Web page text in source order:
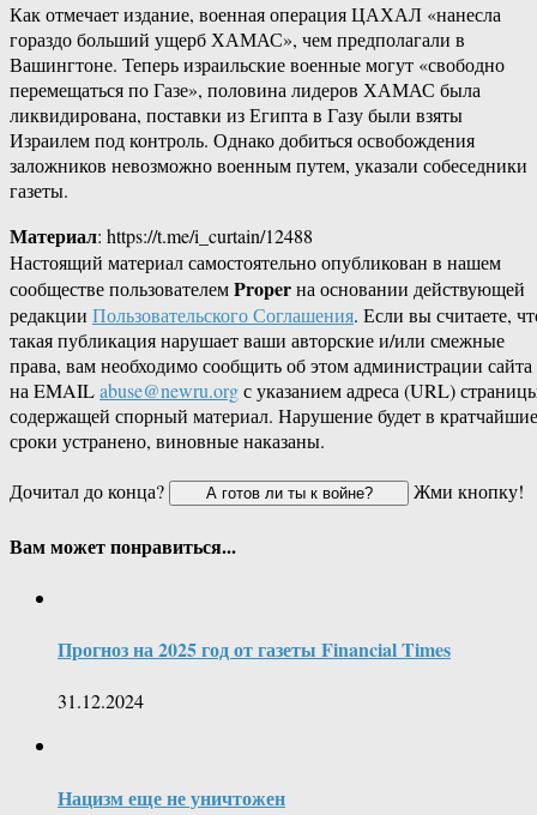
Как отмечает издание, военная операция ЦАХАЛ «нанесла
гораздо больший ущерб ХАМАС», чем предполагали в
Вашингтоне. Теперь израильские военные могут «свободно
перемещаться по Газе», половина лидеров ХАМАС была
ликвидирована, поставки из Египта в Газу были взяты
Израилем под контроль. Однако добиться освобождения
заложников невозможно военным путем, указали собеседники
газеты.
Материал: https://t.me/i_curtain/12488
Настоящий материал самостоятельно опубликован в нашем
сообществе пользователемProperна основании действующей
редакции Пользовательского Соглашения. Если вы считаете,
такая публикация нарушает ваши авторские и/или смежные
права, вам необходимо сообщить об этом администрации сайта
на EMAILabuse@newru.orgс указанием адреса (URL)
содержащей спорный материал. Нарушение будет в кратчайшие
сроки устранено, виновные наказаны.
Дочитал до конца?
Жми кнопку!
Вам может понравиться...
Прогноз на 2025 год от газеты Financial Times
31.12.2024
Нацизм еще не уничтожен